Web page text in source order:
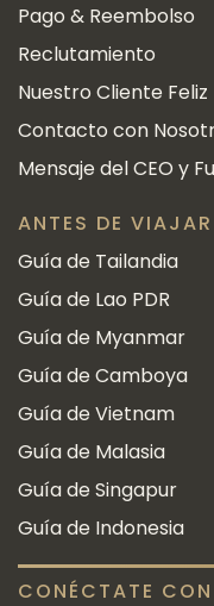
Pago & Reembolso
Reclutamiento
Nuestro Cliente Feliz
Contacto con
Mensaje del CEO y
ANTES DE VIAJAR
Guía de Tailandia
Guía de Lao PDR
Guía de Myanmar
Guía de Camboya
Guía de Vietnam
Guía de Malasia
Guía de Singapur
Guía de Indonesia
CONÉCTATE